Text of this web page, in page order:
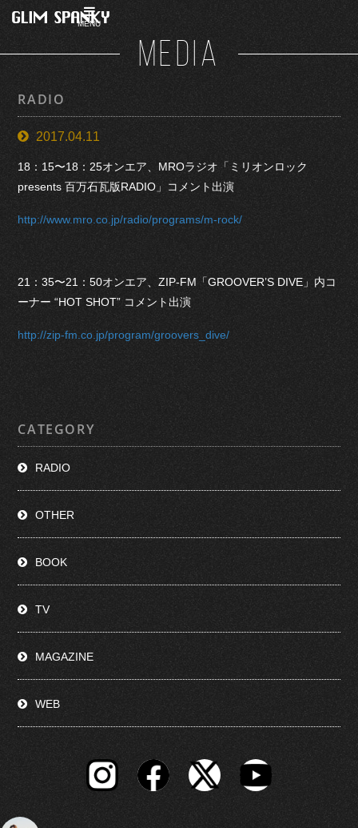
MENU
MEDIA
RADIO
2017.04.11
18：15〜18：25オンエア、MROラジオ「ミリオンロック
presents 百万石瓦版RADIO」コメント出演
http://www.mro.co.jp/radio/programs/m-rock/
21：35〜21：50オンエア、ZIP-FM「GROOVER’S DIVE」内コ
ーナー “HOT SHOT” コメント出演
http://zip-fm.co.jp/program/groovers_dive/
CATEGORY
RADIO
OTHER
BOOK
TV
MAGAZINE
WEB